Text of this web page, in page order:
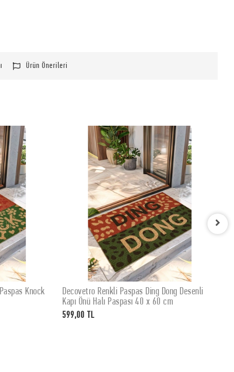
Ürün Önerileri
Desenli
SEPETE EKLE
Decovetro Renkli Kapı Önü Halı Paspas Home
Desenli 40 x 60 Cm
599,00 TL